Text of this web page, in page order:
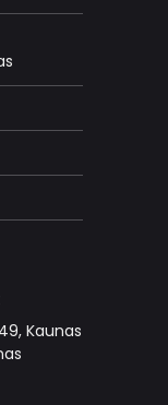
Kaunas